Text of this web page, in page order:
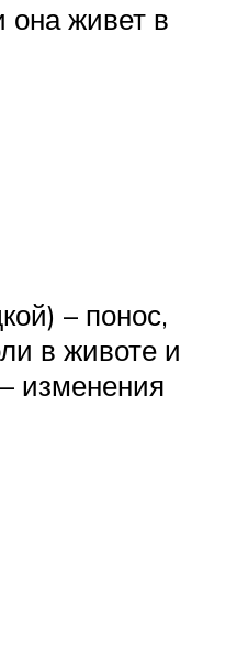
она живет в
– понос,
в животе и
изменения